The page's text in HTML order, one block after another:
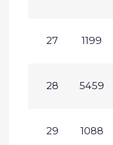
27 1199
28 5459
29 1088